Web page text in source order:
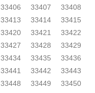
33406 33407
33408
33413 33414
33415
33420 33421
33422
33427 33428
33429
33434 33435
33436
33441 33442
33443
33448 33449
33450